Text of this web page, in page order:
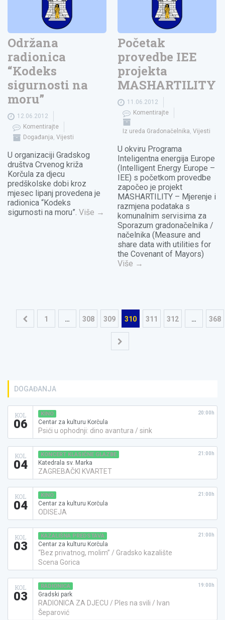
Održana
radionica
“Kodeks
sigurnosti na
moru”
12.06.2012
Komentirajte
Događanja, Vijesti
U organizaciji Gradskog
društva Crvenog križa
Korčula za djecu
predškolske dobi kroz
mjesec lipanj provedena je
radionica “Kodeks
sigurnosti na moru”. Više →
Početak
provedbe IEE
projekta
MASHARTILITY
11.06.2012
Komentirajte
Iz ureda Gradonačelnika,Vijesti
U okviru Programa
Inteligentna energija Europe
(Intelligent Energy Europe –
IEE) s početkom provedbe
započeo je projekt
MASHARTILITY – Mjerenje i
razmjena podataka s
komunalnim servisima za
Sporazum gradonačelnika /
načelnika (Measure and
share data with utilities for
the Covenant of Mayors)
Više →
Navigacija
1 … 308 309 310 311 312 … 368
DOGAĐANJA
KOL
06
KINO
Centar za kulturu Korčula
Psići u ophodnji: dino avantura / sink
20:00h
KOL
04
KONCERT KLASIČNE GLAZBE
Katedrala sv. Marka
ZAGREBAČKI KVARTET
21:00h
KOL
04
KINO
Centar za kulturu Korčula
ODISEJA
21:00h
KOL
03
KAZALIŠNA PREDSTAVA
Centar za kulturu Korčula
“Bez privatnog, molim” / Gradsko kazalište
Scena Gorica
21:00h
KOL
03
RADIONICA
Gradski park
RADIONICA ZA DJECU / Ples na svili / Ivan
Šeparović
19:00h